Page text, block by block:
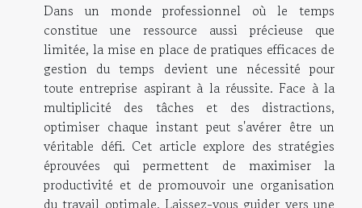
Dans un monde professionnel où le temps
constitue une ressource aussi précieuse que
limitée, la mise en place de pratiques efficaces de
gestion du temps devient une nécessité pour
toute entreprise aspirant à la réussite. Face à la
multiplicité des tâches et des distractions,
optimiser chaque instant peut s'avérer être un
véritable défi. Cet article explore des stratégies
éprouvées qui permettent de maximiser la
productivité et de promouvoir une organisation
du travail optimale. Laissez-vous guider vers une